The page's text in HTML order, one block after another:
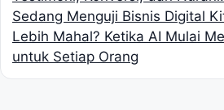
Sedang Menguji Bisnis Digital
Lebih Mahal? Ketika AI Mulai
untuk Setiap Orang